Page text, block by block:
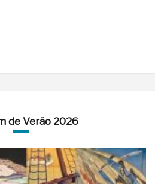
de Verão 2026